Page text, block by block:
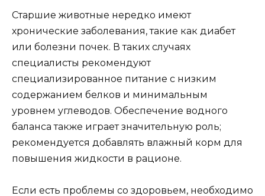
Старшие животные нередко имеют
хронические заболевания, такие как диабет
или болезни почек. В таких случаях
специалисты рекомендуют
специализированное питание с низким
содержанием белков и минимальным
уровнем углеводов. Обеспечение водного
баланса также играет значительную роль;
рекомендуется добавлять влажный корм для
повышения жидкости в рационе.
Если есть проблемы со здоровьем, необходимо